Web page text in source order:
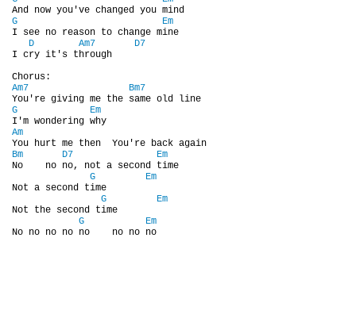
NAHRÁVKY PODLE KÓDU
JOHN LENNON - SINGLY
JOHN LENNON - ALBA
JOHN LENNON - KONCERTY
PAUL MCCARTNEY - SINGLY
G
Em
I see no reason to change mine
D
Am7
D7
I cry it's through
Am7
Bm7
G
Em
Am
Bm
D7
Em
No    no no, not a second time
G
Em
Not a second time
G
Em
Not the second time
G
Em
No no no no no    no no no